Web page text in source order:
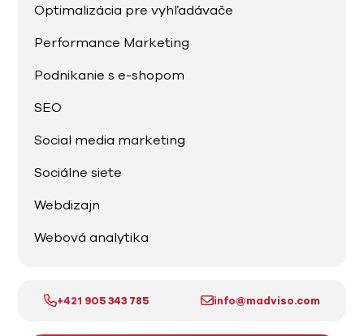
Optimalizácia pre vyhľadávače
Performance Marketing
Podnikanie s e-shopom
SEO
Social media marketing
Sociálne siete
Webdizajn
Webová analytika
+421 905 343 785 info@madviso.com